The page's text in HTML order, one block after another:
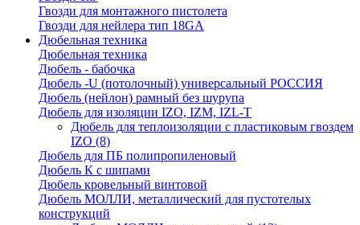
Гвозди для монтажного пистолета
Гвозди для нейлера тип 18GA
Дюбельная техника
Дюбельная техника
Дюбель - бабочка
Дюбель -U (потолочный) универсальный РОССИЯ
Дюбель (нейлон) рамный без шурупа
Дюбель для изоляции IZO, IZM, IZL-T
Дюбель для теплоизоляции с пластиковым гвоздем
IZO (8)
Дюбель для ПБ полипропиленовый
Дюбель К с шипами
Дюбель кровельный винтовой
Дюбель МОЛЛИ, металлический для пустотелых
конструкций